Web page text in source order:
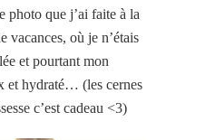
photo que j’ai faite à la
vacances, où je n’étais
et pourtant mon
et hydraté… (les cernes
c’est cadeau <3)